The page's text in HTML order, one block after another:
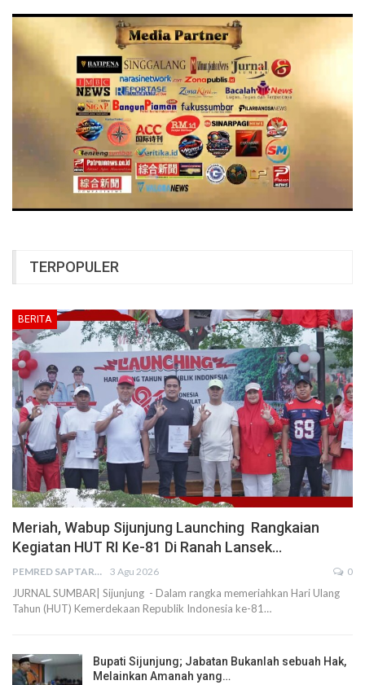
TERPOPULER
BERITA
Meriah, Wabup Sijunjung Launching Rangkaian
Kegiatan HUT RI Ke-81 Di Ranah Lansek…
PEMRED SAPTARIUS 3 Agu 2026 0
JURNAL SUMBAR| Sijunjung - Dalam rangka memeriahkan Hari Ulang
Tahun (HUT) Kemerdekaan Republik Indonesia ke-81…
Bupati Sijunjung; Jabatan Bukanlah sebuah Hak,
Melainkan Amanah yang…